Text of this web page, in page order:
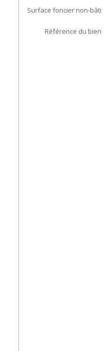
Surface foncier non-bâti
Référence du bien